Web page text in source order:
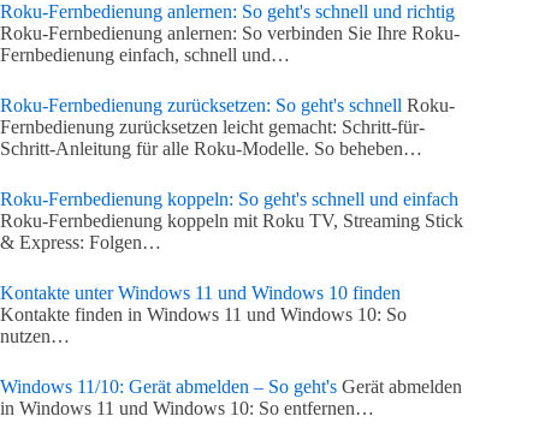
Roku-Fernbedienung anlernen: So geht's schnell und richtig
Roku-Fernbedienung anlernen: So verbinden Sie Ihre Roku-
Fernbedienung einfach, schnell und…
Roku-Fernbedienung zurücksetzen: So geht's schnell Roku-
Fernbedienung zurücksetzen leicht gemacht: Schritt-für-
Schritt-Anleitung für alle Roku-Modelle. So beheben…
Roku-Fernbedienung koppeln: So geht's schnell und einfach
Roku-Fernbedienung koppeln mit Roku TV, Streaming Stick
& Express: Folgen…
Kontakte unter Windows 11 und Windows 10 finden
Kontakte finden in Windows 11 und Windows 10: So
nutzen…
Windows 11/10: Gerät abmelden – So geht's Gerät abmelden
in Windows 11 und Windows 10: So entfernen…